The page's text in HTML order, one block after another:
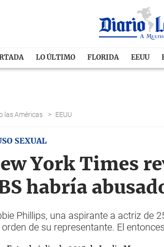
LO ÚLTIMO FLORIDA EEUU
las Américas > EEUU
SEXUAL
York Times
habría
Phillips, una aspirante a actriz de
de su representante. El